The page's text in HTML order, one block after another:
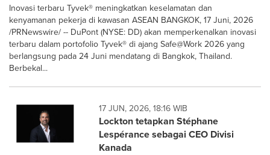
Inovasi terbaru Tyvek® meningkatkan keselamatan dan
kenyamanan pekerja di kawasan ASEAN BANGKOK, 17 Juni, 2026
/PRNewswire/ -- DuPont (NYSE: DD) akan memperkenalkan inovasi
terbaru dalam portofolio Tyvek® di ajang Safe@Work 2026 yang
berlangsung pada 24 Juni mendatang di Bangkok, Thailand.
Berbekal...
17 JUN, 2026, 18:16 WIB
Lockton tetapkan Stéphane
Lespérance sebagai CEO Divisi
Kanada